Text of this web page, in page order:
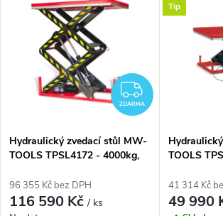
p
r
Abecedně
s
p
r
ZDARMA
ZDARMA
Hydraulický zvedací stůl MW-
TOOLS TPSL4172 - 4000kg,
96 355 Kč bez DPH
116 590 Kč/ ks
Tip
TOOLS
41 314 Kč
49 990